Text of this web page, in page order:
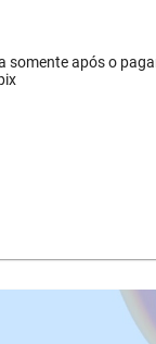
somente após o